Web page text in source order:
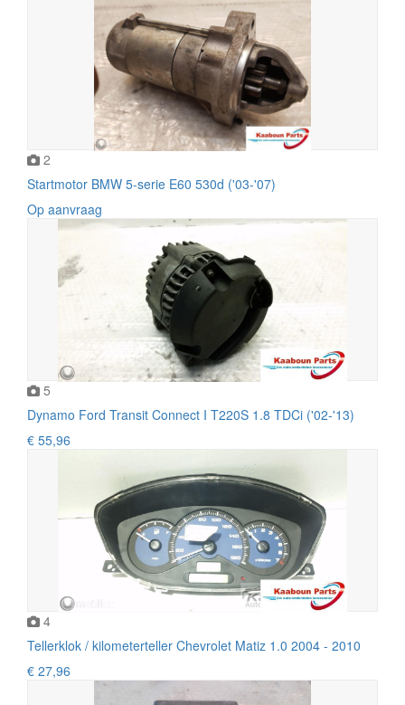
2
Startmotor BMW 5-serie E60 530d ('03-'07)
Op aanvraag
5
Dynamo Ford Transit Connect I T220S 1.8 TDCi ('02-'13)
€ 55,96
4
Tellerklok / kilometerteller Chevrolet Matiz 1.0 2004 - 2010
€ 27,96